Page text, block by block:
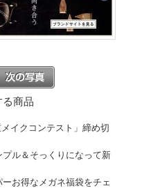
る商品
イクコンテスト」締め切
ル＆そっくりになって新
ーお得なメガネ福袋をチェ